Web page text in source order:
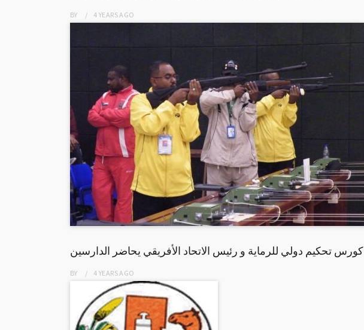
BY 4 YEARSAGO
كورس تحكيم دولي للرماية و رئيس الاتحاد الأفريقي يحاضر الدارسين
BY 4 YEARSAGO